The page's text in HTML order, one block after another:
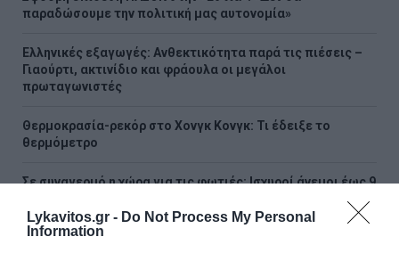
Lykavitos.gr - Do Not Process My Personal
Information
παραδώσουμε την πολιτική μας αυτονομία»
Ελληνικές εξαγωγές: Ανθεκτικότητα παρά τις πιέσεις –
Γιαούρτι, ακτινίδιο και φράουλα οι μεγάλοι
πρωταγωνιστές
Θερμοκρασία-ρεκόρ στο Χονγκ Κονγκ: Τι έδειξε το
θερμόμετρο
Σε συναγερμό η χώρα για τις φωτιές: Ισχυροί άνεμοι έως 9
ΣΥΡΙΖΑ: Στηρίζει τις κινητοποιήσεις αλληλεγγύης στην